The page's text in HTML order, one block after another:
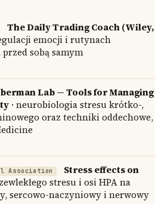
The Daily Trading Coach (Wiley,
emocji i rutynach
sobą samym
Lab — Tools for Managing
· neurobiologia stresu krótko-,
oraz techniki oddechowe,
Association
Stress effects on
stresu i osi HPA na
sercowo-naczyniowy i nerwowy